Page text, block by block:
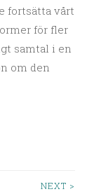
fortsätta vårt
för fler
samtal i en
om den
NEXT >